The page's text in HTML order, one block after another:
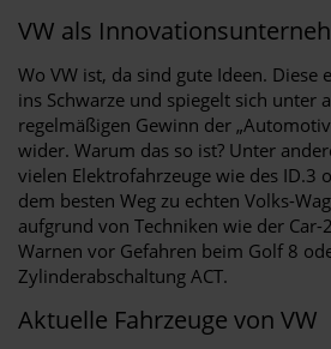
VW als
Wo VW ist, da sind gute Ideen.
ins Schwarze und spiegelt sich unter
regelmäßigen Gewinn der
wider. Warum das so ist? Unter
vielen Elektrofahrzeuge wie des ID.3
dem besten Weg zu echten Volks-
aufgrund von Techniken wie der Car-
Warnen vor Gefahren beim Golf 8
Zylinderabschaltung ACT.
Aktuelle Fahrzeuge von VW